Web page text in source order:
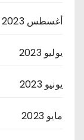
أغسطس 2023
يوليو 2023
يونيو 2023
مايو 2023